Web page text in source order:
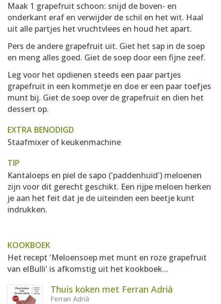
Maak 1 grapefruit schoon: snijd de boven- en
onderkant eraf en verwijder de schil en het wit. Haal
uit alle partjes het vruchtvlees en houd het apart.
Pers de andere grapefruit uit. Giet het sap in de soep
en meng alles goed. Giet de soep door een fijne zeef.
Leg voor het opdienen steeds een paar partjes
grapefruit in een kommetje en doe er een paar toefjes
munt bij. Giet de soep over de grapefruit en dien het
dessert op.
EXTRA BENODIGD
Staafmixer of keukenmachine
TIP
Kantaloeps en piel de sapo ('paddenhuid') meloenen
zijn voor dit gerecht geschikt. Een rijpe meloen herken
je aan het feit dat je de uiteinden een beetje kunt
indrukken.
KOOKBOEK
Het recept 'Meloensoep met munt en roze grapefruit
van elBulli' is afkomstig uit het kookboek...
Thuis koken met Ferran Adrià
Ferran Adrià